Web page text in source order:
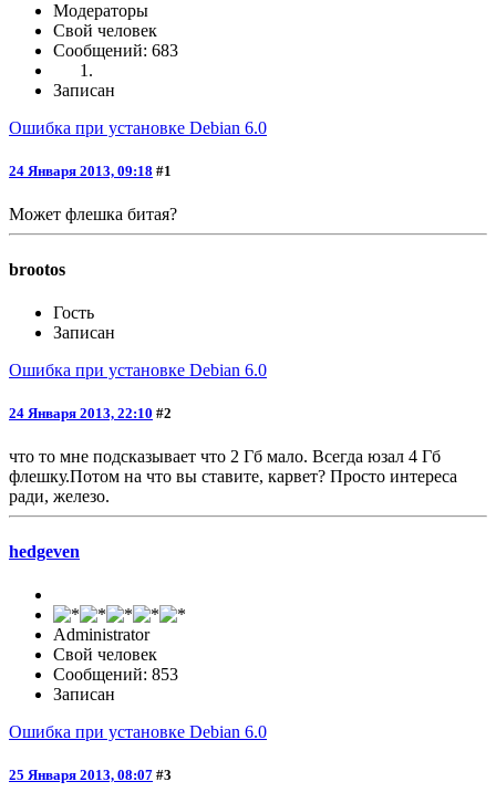
Модераторы
Свой человек
Сообщений: 683
Записан
Ошибка при установке Debian 6.0
24 Января 2013, 09:18 #1
Может флешка битая?
brootos
Гость
Записан
Ошибка при установке Debian 6.0
24 Января 2013, 22:10 #2
что то мне подсказывает что 2 Гб мало. Всегда юзал 4 Гб
флешку.Потом на что вы ставите, карвет? Просто интереса
ради, железо.
hedgeven
Administrator
Свой человек
Сообщений: 853
Записан
Ошибка при установке Debian 6.0
25 Января 2013, 08:07 #3